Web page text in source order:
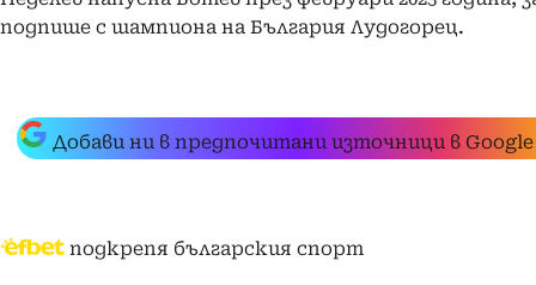
подпише с шампиона на България Лудогорец.
Добави ни в предпочитани източници в Google
подкрепя българския спорт